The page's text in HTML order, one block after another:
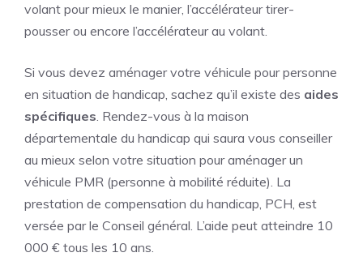
volant pour mieux le manier, l’accélérateur tirer-
pousser ou encore l’accélérateur au volant.
Si vous devez aménager votre véhicule pour personne
en situation de handicap, sachez qu’il existe des aides
spécifiques. Rendez-vous à la maison
départementale du handicap qui saura vous conseiller
au mieux selon votre situation pour aménager un
véhicule PMR (personne à mobilité réduite). La
prestation de compensation du handicap, PCH, est
versée par le Conseil général. L’aide peut atteindre 10
000 € tous les 10 ans.